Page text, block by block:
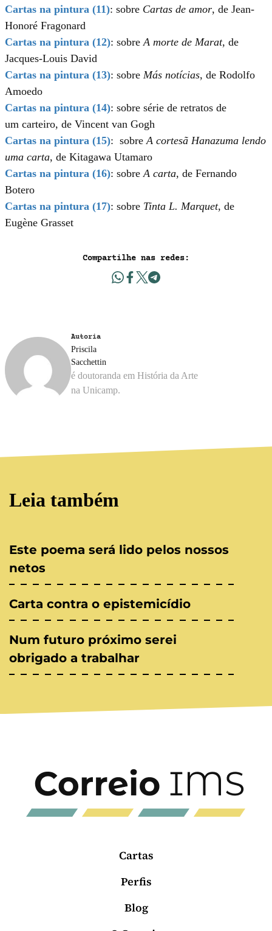
Cartas na pintura (11): sobre Cartas de amor, de Jean-
Honoré Fragonard
Cartas na pintura (12): sobreA morte de Marat, de
Jacques-Louis David
Cartas na pintura (13): sobre Más notícias, de Rodolfo
Amoedo
Cartas na pintura (14): sobre série de retratos de
um carteiro, de Vincent van Gogh
Cartas na pintura (15): sobreA cortesã Hanazuma lendo
uma carta, de Kitagawa Utamaro
Cartas na pintura (16): sobreA carta, de Fernando
Botero
Cartas na pintura (17): sobre Tinta L. Marquet, de
Eugène Grasset
Compartilhe nas redes:
Autoria
Priscila
Sacchettin
é doutoranda em História da Arte
na Unicamp.
Leia também
Este poema será lido pelos nossos
netos
Carta contra o epistemicídio
Num futuro próximo serei
obrigado a trabalhar
Cartas
Perfis
Blog